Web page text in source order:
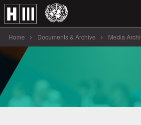
Home Documents & Archive Media